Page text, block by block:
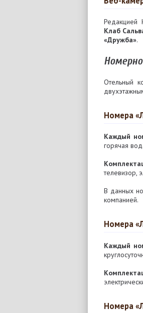
Редакцией
Клаб
«Дружба».
Отельный
Номера
Каждый
горячая
телевизор,
В данных
компанией.
Номера
Каждый
Номера